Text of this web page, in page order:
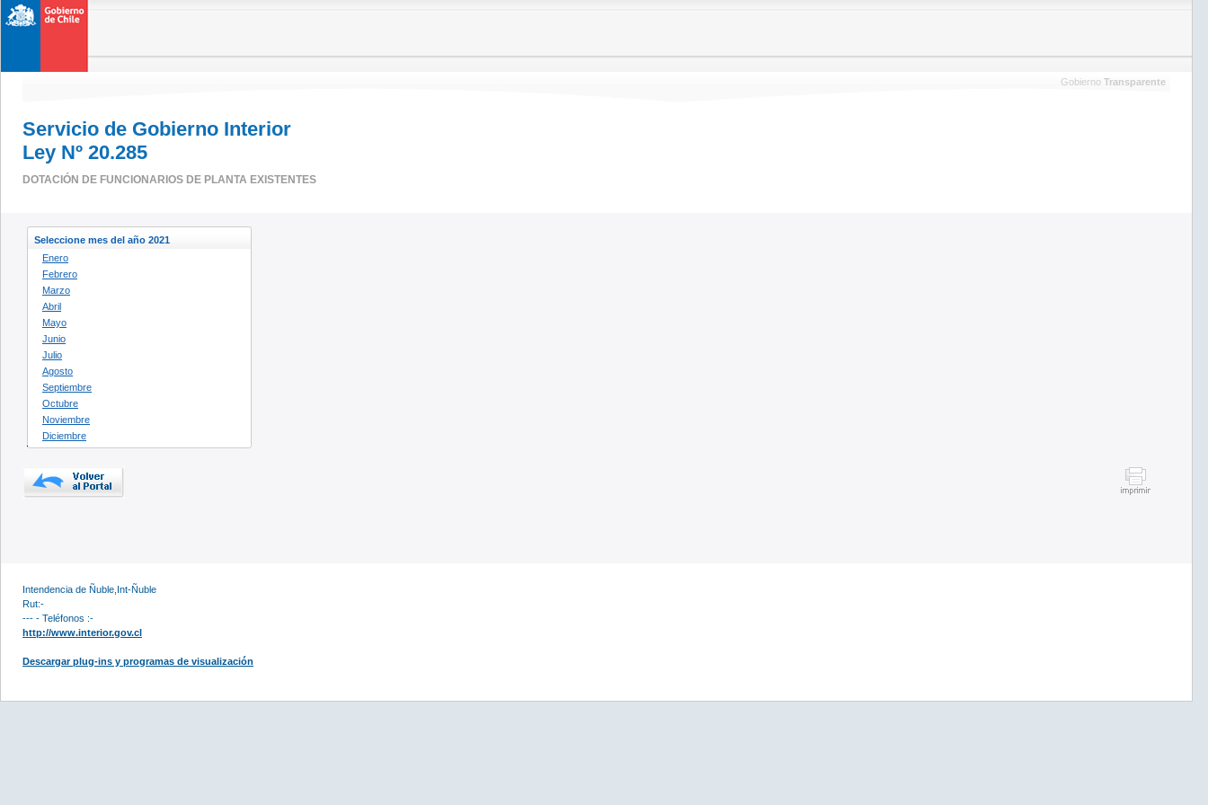
Gobierno Transparente
Servicio de Gobierno Interior
Ley Nº 20.285
DOTACIÓN DE FUNCIONARIOS DE PLANTA EXISTENTES
Seleccione mes del año 2021
Enero
Febrero
Marzo
Abril
Mayo
Junio
Julio
Agosto
Septiembre
Octubre
Noviembre
Diciembre
Intendencia de Ñuble,Int-Ñuble
Rut:-
--- - Teléfonos :-
http://www.interior.gov.cl
Descargar plug-ins y programas de visualización